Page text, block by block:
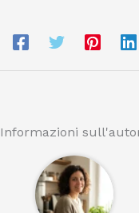
Informazioni